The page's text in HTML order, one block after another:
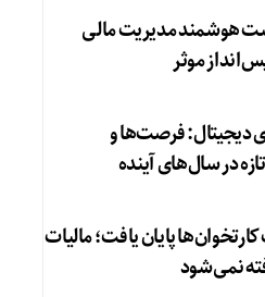
هوشمند مدیریت مالی
موثر
دیجیتال: فرصت‌ها و
در سال‌های آینده
پایان یافت؛ مالیات
نمی‌شود